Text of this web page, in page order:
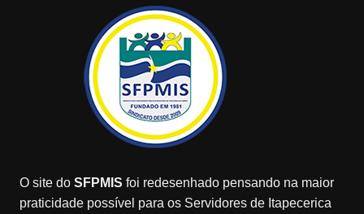
O site do SFPMIS foi redesenhado pensando na maior
praticidade possível para os Servidores de Itapecerica